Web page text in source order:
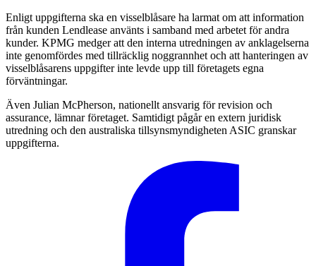
Enligt uppgifterna ska en visselblåsare ha larmat om att information
från kunden Lendlease använts i samband med arbetet för andra
kunder. KPMG medger att den interna utredningen av anklagelserna
inte genomfördes med tillräcklig noggrannhet och att hanteringen av
visselblåsarens uppgifter inte levde upp till företagets egna
förväntningar.
Även Julian McPherson, nationellt ansvarig för revision och
assurance, lämnar företaget. Samtidigt pågår en extern juridisk
utredning och den australiska tillsynsmyndigheten ASIC granskar
uppgifterna.